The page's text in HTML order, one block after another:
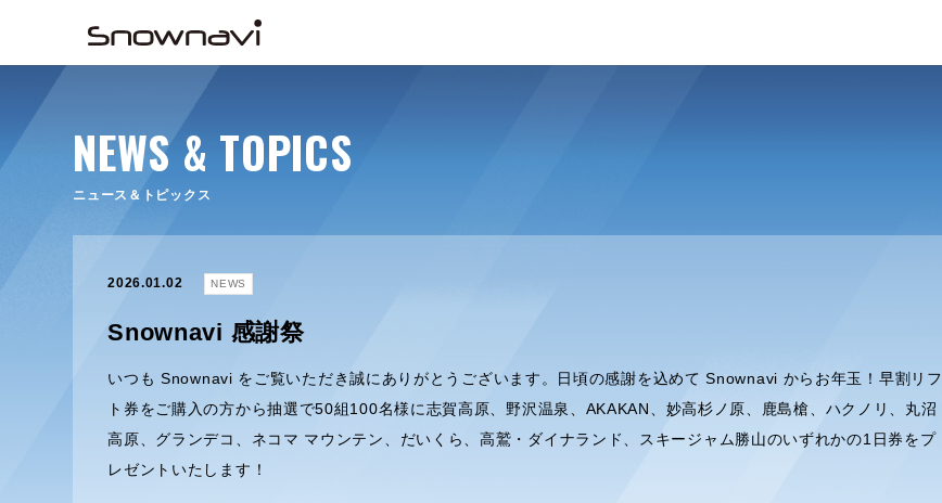
NEWS & TOPICS
ニュース＆トピックス
2026.01.02 NEWS
Snownavi 感謝祭
いつも Snownavi をご覧いただき誠にありがとうございます。日頃の感謝を込めて Snownavi からお年玉！早割リフ
ト券をご購入の方から抽選で50組100名様に志賀高原、野沢温泉、AKAKAN、妙高杉ノ原、鹿島槍、ハクノリ、丸沼
高原、グランデコ、ネコマ マウンテン、だいくら、高鷲・ダイナランド、スキージャム勝山のいずれかの1日券をプ
レゼントいたします！